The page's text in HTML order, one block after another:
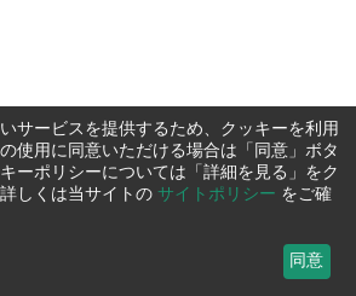
サービスを提供するため、クッキーを利用
使用に同意いただける場合は「同意」ボタ
ーポリシーについては「詳細を見る」をク
しくは当サイトの サイトポリシー をご確
同意